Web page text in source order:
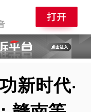
新时代·